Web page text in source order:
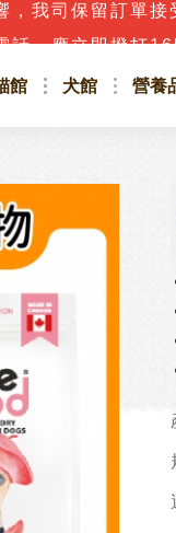
，應立即撥打
館 犬館 營養